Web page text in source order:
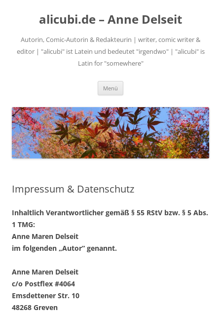
alicubi.de – Anne Delseit
Autorin, Comic-Autorin & Redakteurin | writer, comic writer &
editor | "alicubi" ist Latein und bedeutet "irgendwo" | "alicubi" is
Latin for "somewhere"
Menü
Impressum & Datenschutz
Inhaltlich Verantwortlicher gemäß § 55 RStV bzw. § 5 Abs.
1 TMG:
Anne Maren Delseit
im folgenden „Autor“ genannt.
Anne Maren Delseit
c/o Postflex #4064
Emsdettener Str. 10
48268 Greven